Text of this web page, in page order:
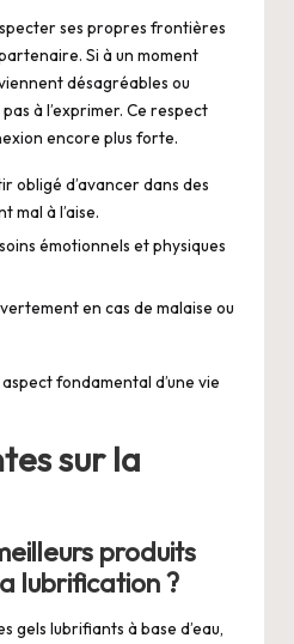
ses propres frontières
Si à un moment
désagréables ou
à l’exprimer. Ce respect
encore plus forte.
obligé d’avancer dans des
mal à l’aise.
émotionnels et physiques
en cas de malaise ou
fondamental d’une vie
sur la
produits
lubrification ?
gels lubrifiants à base d’eau,